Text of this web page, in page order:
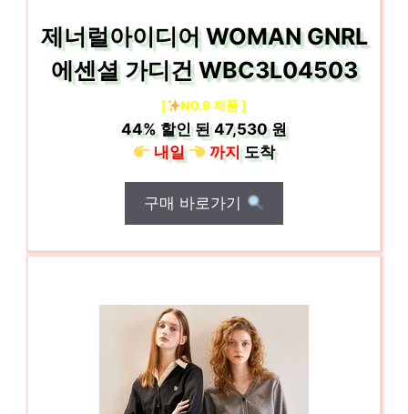
제너럴아이디어 WOMAN GNRL
에센셜 가디건 WBC3L04503
[ NO.9 제품 ]
44%할인 된47,530 원
내일
까지도착
구매 바로가기